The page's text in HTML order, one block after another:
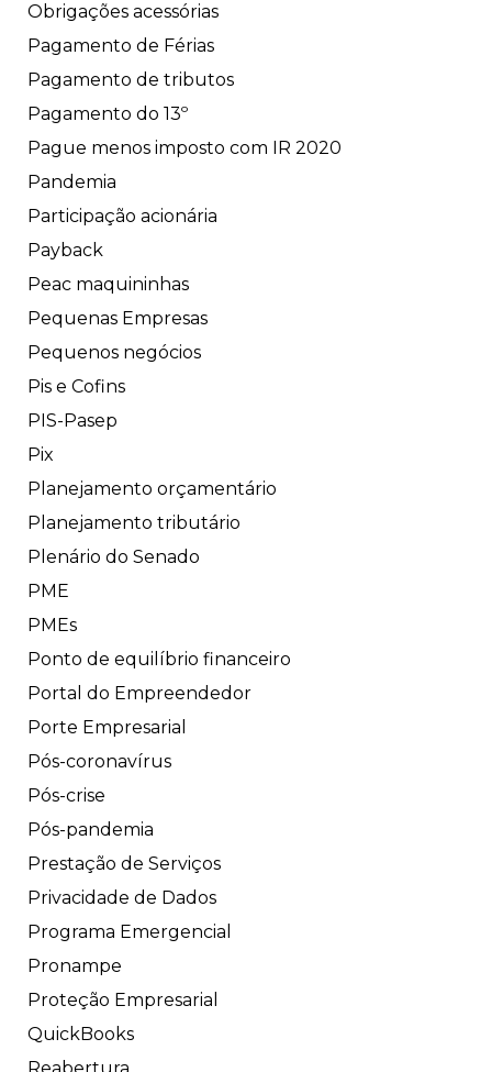
Obrigações acessórias
Pagamento de Férias
Pagamento de tributos
Pagamento do 13º
Pague menos imposto com IR 2020
Pandemia
Participação acionária
Payback
Peac maquininhas
Pequenas Empresas
Pequenos negócios
Pis e Cofins
PIS-Pasep
Pix
Planejamento orçamentário
Planejamento tributário
Plenário do Senado
PME
PMEs
Ponto de equilíbrio financeiro
Portal do Empreendedor
Porte Empresarial
Pós-coronavírus
Pós-crise
Pós-pandemia
Prestação de Serviços
Privacidade de Dados
Programa Emergencial
Pronampe
Proteção Empresarial
QuickBooks